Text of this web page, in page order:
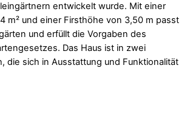
entwickelt wurde. Mit einer
m² und einer Firsthöhe von 3,50 m passt
und erfüllt die Vorgaben des
Das Haus ist in zwei
die sich in Ausstattung und Funktionalität